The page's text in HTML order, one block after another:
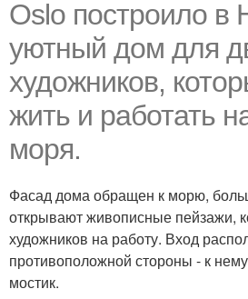
Oslo построило в
уютный дом для
художников,
жить и работать
моря.
Фасад дома обращен к морю,
открывают живописные пейзажи,
художников на работу. Вход
противоположной стороны - к
мостик.